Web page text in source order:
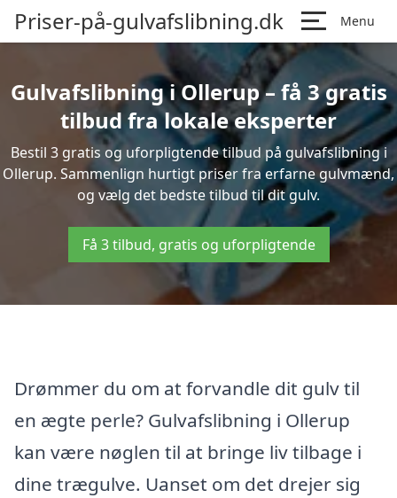
Priser-på-gulvafslibning.dk Menu
Gulvafslibning i Ollerup – få 3 gratis
tilbud fra lokale eksperter
Bestil 3 gratis og uforpligtende tilbud på gulvafslibning i
Ollerup. Sammenlign hurtigt priser fra erfarne gulvmænd,
og vælg det bedste tilbud til dit gulv.
Få 3 tilbud, gratis og uforpligtende
Drømmer du om at forvandle dit gulv til
en ægte perle? Gulvafslibning i Ollerup
kan være nøglen til at bringe liv tilbage i
dine trægulve. Uanset om det drejer sig